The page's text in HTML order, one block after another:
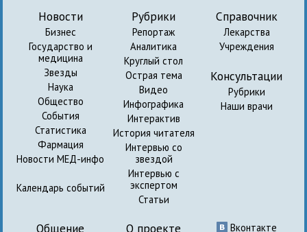
Новости
Бизнес
Государство и
медицина
Звезды
Наука
Общество
События
Статистика
Фармация
Новости МЕД-инфо
Календарь событий
Рубрики
Репортаж
Аналитика
Круглый стол
Острая тема
Видео
Инфографика
Интерактив
История читателя
Интервью со
звездой
Интервью с
экспертом
Статьи
Справочник
Лекарства
Учреждения
Консультации
Рубрики
Наши врачи
Общение О проекте Вконтакте